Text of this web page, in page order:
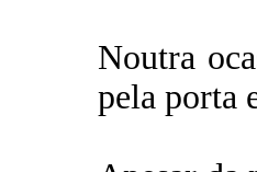
Noutra
pela porta